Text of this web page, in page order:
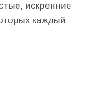
искренние
каждый